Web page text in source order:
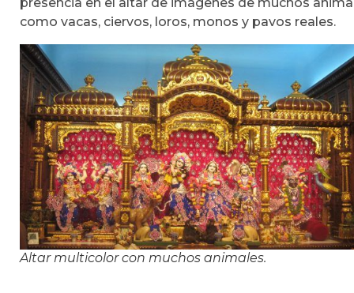
como vacas, ciervos, loros, monos y pavos reales.
Altar multicolor con muchos animales.